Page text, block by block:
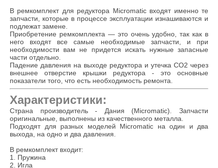
В ремкомплект для редуктора Micromatic входят именно те
запчасти, которые в процессе эксплуатации изнашиваются и
подлежат замене.
Приобретение ремкомплекта — это очень удобно, так как в
него входят все самые необходимые запчасти, и при
необходимости вам не придется искать нужные запасные
части отдельно.
Падение давления на выходе редуктора и утечка СО2 через
внешнее отверстие крышки редуктора - это основные
показатели того, что есть необходимость ремонта.
Характеристики:
Страна производитель - Дания (Micromatic). Запчасти
оригинальные, выполнены из качественного металла.
Подходят для разных моделей Micromatic на один и два
выхода, на одно и два давления.
В ремкомплект входит:
1. Пружина
2. Игла